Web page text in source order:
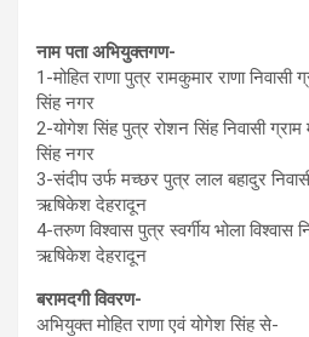
नाम पता अभियुक्तगण-
1-मोहित राणा पुत्र रामकुमार राणा
सिंह नगर
2-योगेश सिंह पुत्र रोशन सिंह निवासी
सिंह नगर
3-संदीप उर्फ मच्छर पुत्र लाल बहादुर
ऋषिकेश देहरादून
4-तरुण विश्वास पुत्र स्वर्गीय भोला विश्वास
ऋषिकेश देहरादून
बरामदगी विवरण-
अभियुक्त मोहित राणा एवं योगेश सिंह से-